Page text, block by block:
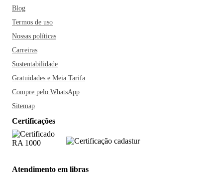
Blog
Termos de uso
Nossas políticas
Carreiras
Sustentabilidade
Gratuidades e Meia Tarifa
Compre pelo WhatsApp
Sitemap
Certificações
Atendimento em libras